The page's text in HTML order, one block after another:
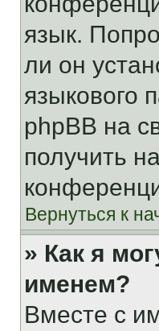
язык.
ли он
языкового
phpBB на
получить
Вернуться к
» Как я
именем?
Вместе с